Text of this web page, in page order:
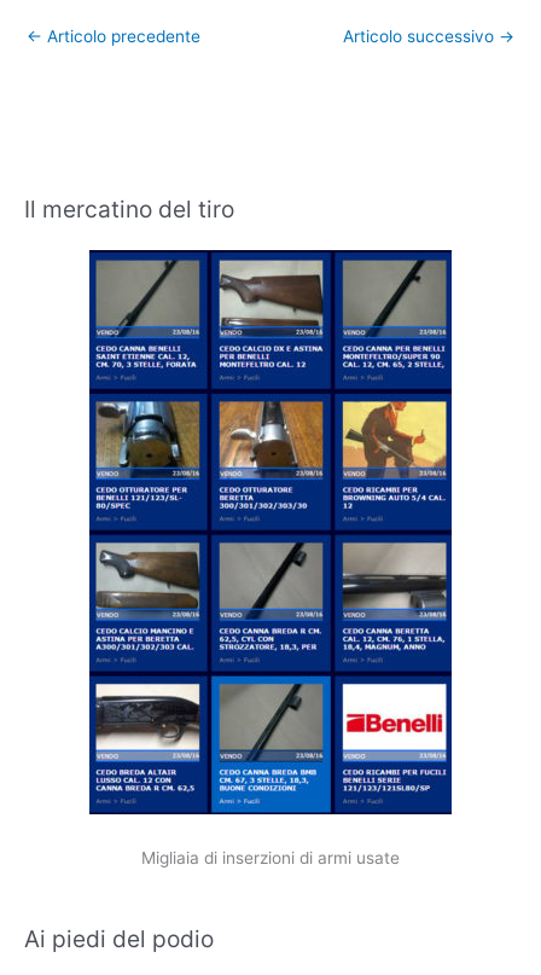
← Articolo precedente Articolo successivo →
Il mercatino del tiro
Migliaia di inserzioni di armi usate
Ai piedi del podio